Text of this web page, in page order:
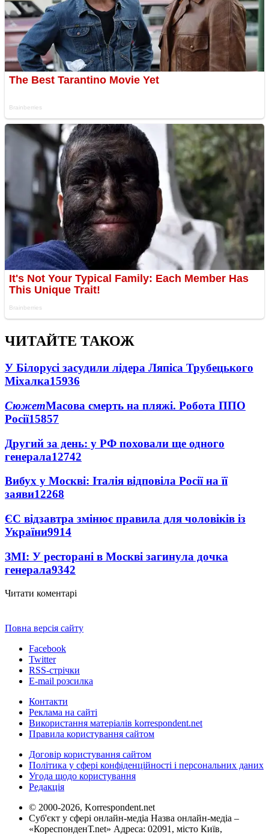
ЧИТАЙТЕ ТАКОЖ
У Білорусі засудили лідера Ляпіса Трубецького
Міхалка15936
СюжетМасова смерть на пляжі. Робота ППО
Росії15857
Другий за день: у РФ поховали ще одного
генерала12742
Вибух у Москві: Італія відповіла Росії на її
заяви12268
ЄС відзавтра змінює правила для чоловіків із
України9914
ЗМІ: У ресторані в Москві загинула дочка
генерала9342
Читати коментарі
Повна версія сайту
Facebook
Twitter
RSS-стрічки
E-mail розсилка
Контакти
Реклама на сайті
Використання матеріалів korrespondent.net
Правила користування сайтом
Договір користування сайтом
Політика у сфері конфіденційності і персональних даних
Угода щодо користування
Редакція
© 2000-2026, Korrespondent.net
Суб'єкт у сфері онлайн-медіа Назва онлайн-медіа –
«КореспонденТ.net» Адреса: 02091, місто Київ,